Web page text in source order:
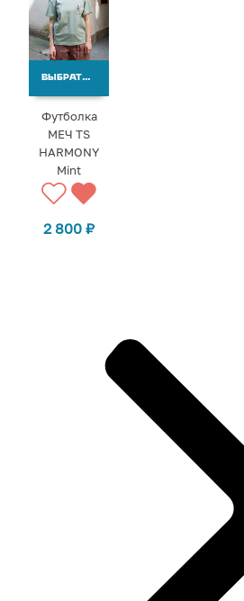
ВЫБРАТЬ ВАРИАНТЫ
Футболка
МЕЧ TS
HARMONY
Mint
2 800₽